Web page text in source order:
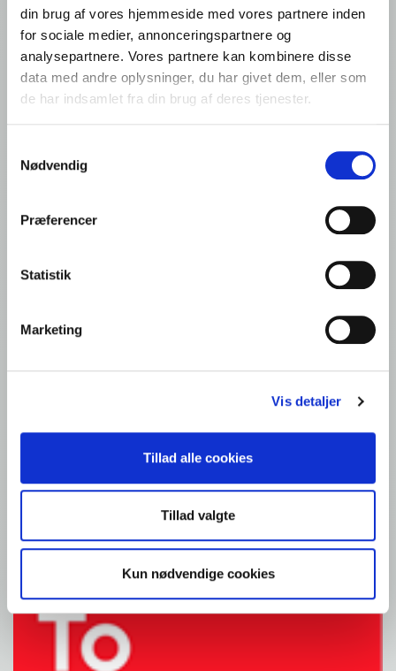
din brug af vores hjemmeside med vores partnere inden
for sociale medier, annonceringspartnere og
analysepartnere. Vores partnere kan kombinere disse
data med andre oplysninger, du har givet dem, eller som
de har indsamlet fra din brug af deres tjenester.
Nødvendig
Præferencer
Statistik
Marketing
Vis detaljer
Tillad alle cookies
Tillad valgte
Kun nødvendige cookies
5800 Nyborg
Denmark
VAT: DK44135426
Tlf.: +45 65 310 310
Quick links
Detail: Opskrifter